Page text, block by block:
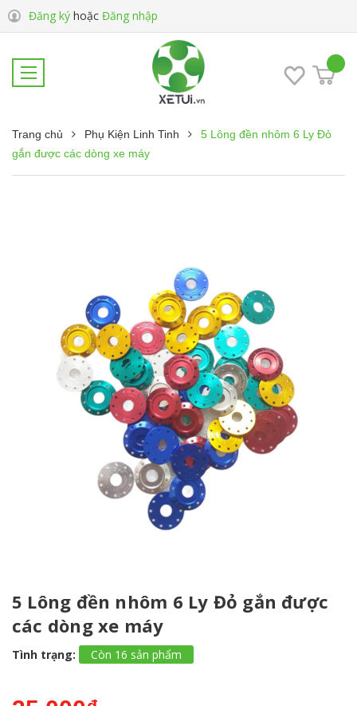
Đăng ký hoặc Đăng nhập
Trang chủ Phụ Kiện Linh Tinh
5 Lông đền nhôm 6 Ly Đỏ
gắn được các dòng xe máy
5 Lông đền nhôm 6 Ly Đỏ gắn được
các dòng xe máy
Tình trạng: Còn 16 sản phẩm